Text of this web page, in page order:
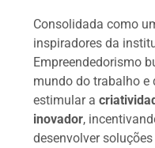
Consolidada como
inspiradores da
Empreendedorismo
mundo do trabalho e
estimular a
inovador,
desenvolver